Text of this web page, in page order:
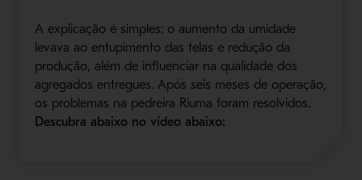
A explicação é simples: o aumento da umidade
levava ao entupimento das telas e redução da
produção, além de influenciar na qualidade dos
agregados entregues. Após seis meses de operação,
os problemas na pedreira Riuma foram resolvidos.
Descubra abaixo no vídeo abaixo: